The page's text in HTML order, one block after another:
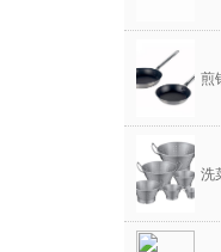
煎
洗